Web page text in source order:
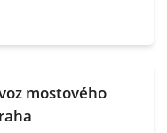
mostového